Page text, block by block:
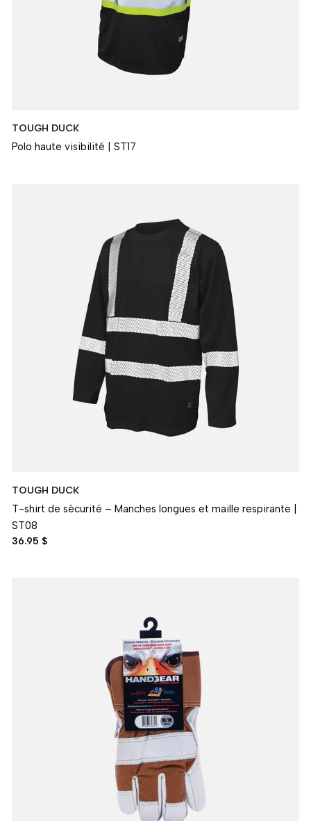
TOUGH DUCK
Polo haute visibilité | ST17
TOUGH DUCK
T-shirt de sécurité – Manches longues et maille respirante |
ST08
36.95 $